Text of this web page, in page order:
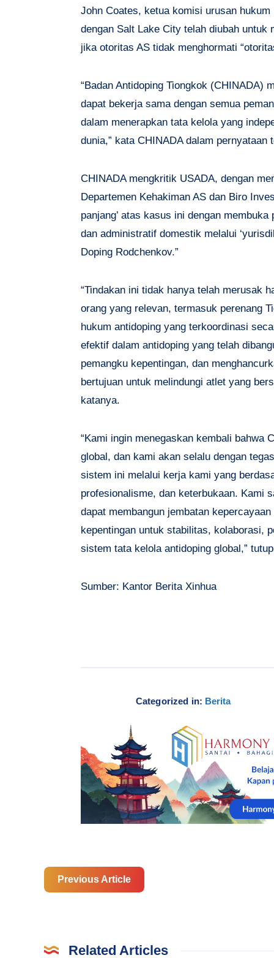
John Coates, ketua komisi urusan
dengan Salt Lake City telah diubah untuk
jika otoritas AS tidak menghormati
“Badan Antidoping Tiongkok (CHINADA)
dapat bekerja sama dengan semua
dalam menerapkan tata kelola yang
dunia,” kata CHINADA dalam pernyataan
CHINADA mengkritik USADA, dengan
Departemen Kehakiman AS dan Biro
panjang’ atas kasus ini dengan
dan administratif domestik melalui
Doping Rodchenkov.”
“Tindakan ini tidak hanya telah merusak
orang yang relevan, termasuk perenang
hukum antidoping yang terkoordinasi
efektif dalam antidoping yang telah
pemangku kepentingan, dan
bertujuan untuk melindungi atlet yang
katanya.
“Kami ingin menegaskan kembali bahwa
global, dan kami akan selalu dengan
sistem ini melalui kerja kami yang
profesionalisme, dan keterbukaan. Kami
dapat membangun jembatan
kepentingan untuk stabilitas, kolaborasi,
sistem tata kelola antidoping global,”
Sumber: Kantor Berita Xinhua
Categorized in: Berita
Previous Article
Related Articles